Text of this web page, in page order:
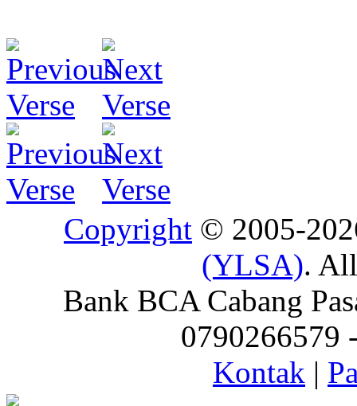
Copyright © 2005-
(YLSA).
Bank BCA Cabang
0790266579
Kontak |